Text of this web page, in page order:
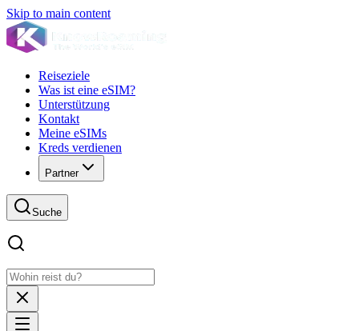
Skip to main content
Reiseziele
Was ist eine eSIM?
Unterstützung
Kontakt
Meine eSIMs
Kreds verdienen
Partner
Suche